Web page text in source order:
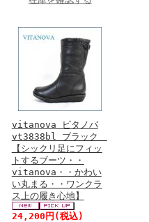
vitanova ビタノバ
vt3838bl ブラック
【シックリ足にフィッ
トするブーツ・・
vitanova・・かわい
い丸まる・・ワンクラ
ス上の履き心地】
24,200円 (税込)